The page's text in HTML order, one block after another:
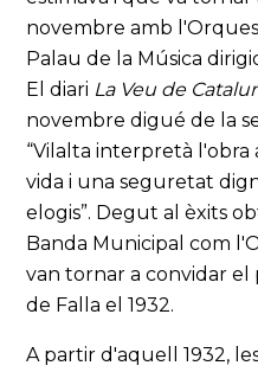
novembre amb
Palau de la Música
El diari La Veu de
novembre digué de la
“Vilalta interpretà
vida i una seguretat
elogis”. Degut al èxits
Banda Municipal com
van tornar a convidar el
de Falla el 1932.
A partir d'aquell 1932,